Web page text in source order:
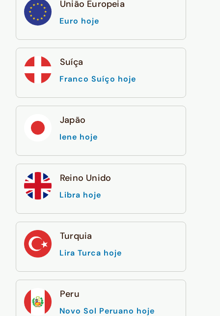
União Europeia
Euro hoje
Suíça
Franco Suíço hoje
Japão
Iene hoje
Reino Unido
Libra hoje
Turquia
Lira Turca hoje
Peru
Novo Sol Peruano hoje